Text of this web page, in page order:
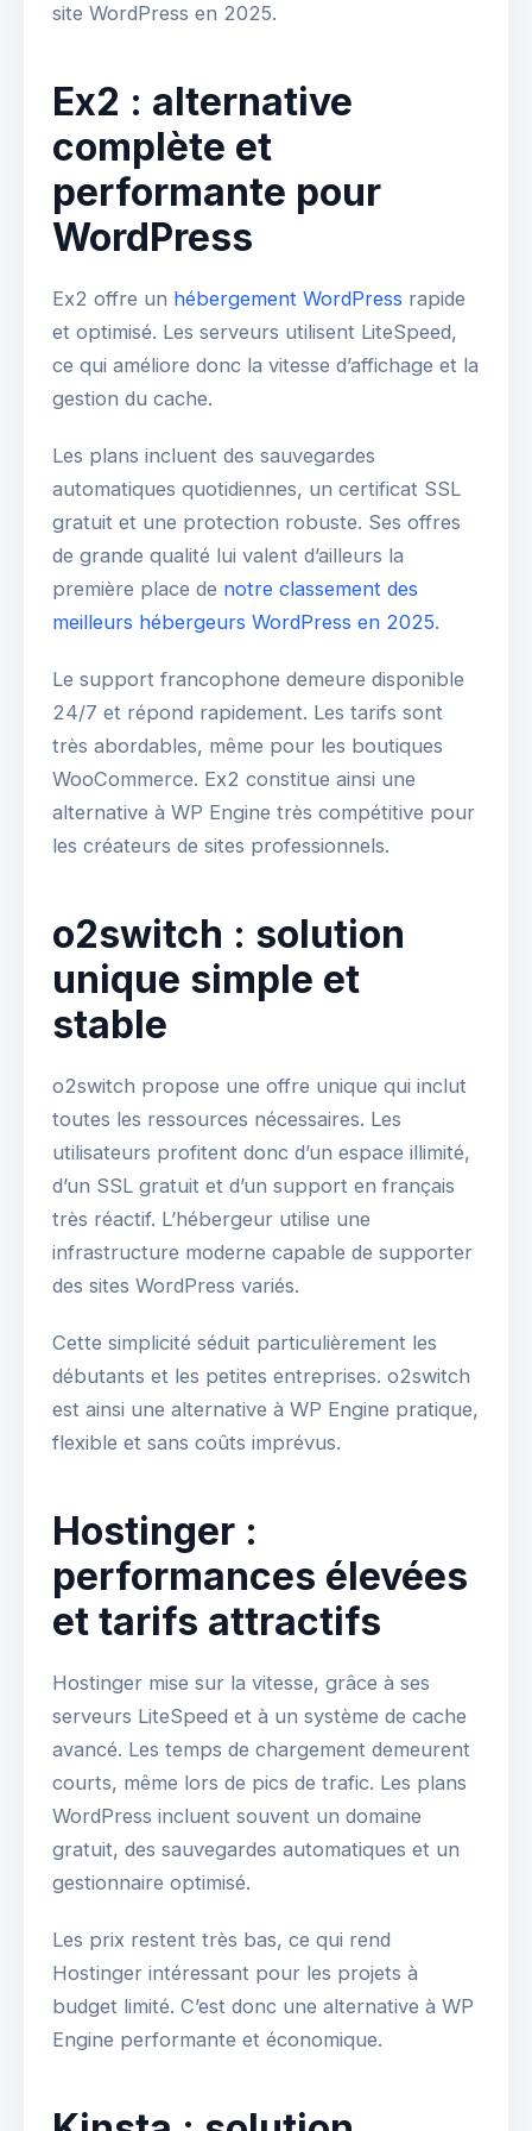
site WordPress en 2025.
Ex2 : alternative
complète et
performante pour
WordPress
Ex2 offre un hébergement WordPress rapide
et optimisé. Les serveurs utilisent LiteSpeed,
ce qui améliore donc la vitesse d’affichage et la
gestion du cache.
Les plans incluent des sauvegardes
automatiques quotidiennes, un certificat SSL
gratuit et une protection robuste. Ses offres
de grande qualité lui valent d’ailleurs la
première place de notre classement des
meilleurs hébergeurs WordPress en 2025.
Le support francophone demeure disponible
24/7 et répond rapidement. Les tarifs sont
très abordables, même pour les boutiques
WooCommerce. Ex2 constitue ainsi une
alternative à WP Engine très compétitive pour
les créateurs de sites professionnels.
o2switch : solution
unique simple et
stable
o2switch propose une offre unique qui inclut
toutes les ressources nécessaires. Les
utilisateurs profitent donc d’un espace illimité,
d’un SSL gratuit et d’un support en français
très réactif. L’hébergeur utilise une
infrastructure moderne capable de supporter
des sites WordPress variés.
Cette simplicité séduit particulièrement les
débutants et les petites entreprises. o2switch
est ainsi une alternative à WP Engine pratique,
flexible et sans coûts imprévus.
Hostinger :
performances élevées
et tarifs attractifs
Hostinger mise sur la vitesse, grâce à ses
serveurs LiteSpeed et à un système de cache
avancé. Les temps de chargement demeurent
courts, même lors de pics de trafic. Les plans
WordPress incluent souvent un domaine
gratuit, des sauvegardes automatiques et un
gestionnaire optimisé.
Les prix restent très bas, ce qui rend
Hostinger intéressant pour les projets à
budget limité. C’est donc une alternative à WP
Engine performante et économique.